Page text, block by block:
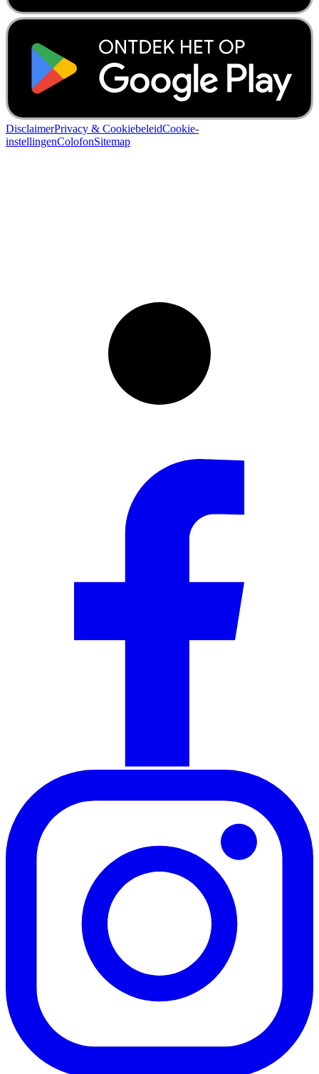
DisclaimerPrivacy & CookiebeleidCookie-
instellingenColofonSitemap